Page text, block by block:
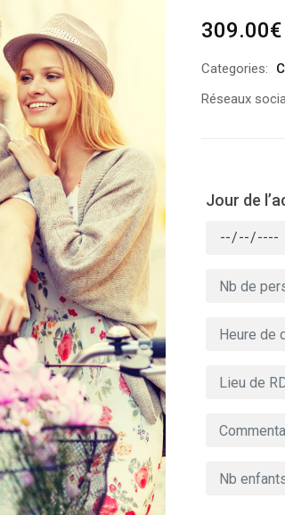
309.00€
Categories:
Réseaux
Jour de